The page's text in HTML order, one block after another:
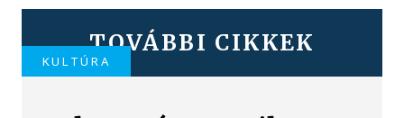
TOVÁBBI CIKKEK
KULTÚRA